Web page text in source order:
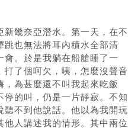
畿奈亞潛水。第一天，在不
跳也無法將耳內積水全部清
會。於是我躺在船艙睡了一
了個呵欠，咦，怎麼沒聲音
為甚麼還不叫我起來吃飯
的叫，仍是一片靜寂。不知
聽不到他說話。他以為我開玩
人講述我的情形。其中兩位